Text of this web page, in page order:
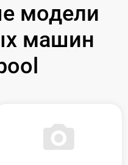
модели
машин